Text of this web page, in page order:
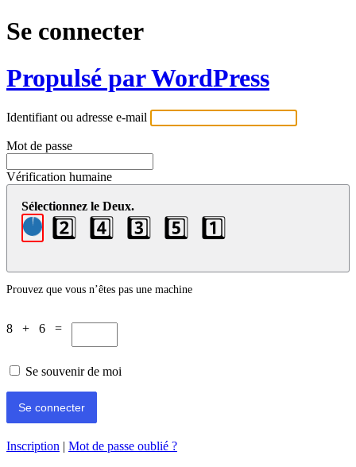
Se connecter
Propulsé par WordPress
Identifiant ou adresse e-mail
Mot de passe
Vérification humaine
Sélectionnez le Deux.
2️⃣ 4️⃣ 3️⃣ 5️⃣ 1️⃣
Prouvez que vous n’êtes pas une machine
8 + 6 =
Se souvenir de moi
Inscription
Mot de passe oublié ?